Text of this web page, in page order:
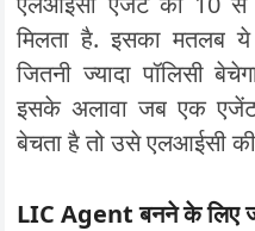
मिलता है. इसका
जितनी ज्यादा पॉलिसी
इसके अलावा जब एक एजेंट
बेचता है तो उसे एलआईसी
LIC Agent बनने के लिए